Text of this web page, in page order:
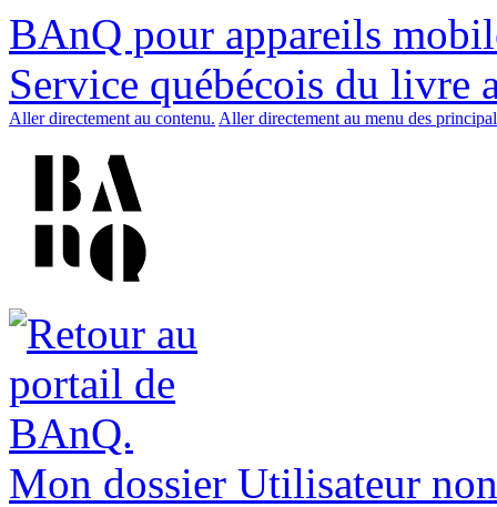
BAnQ pour appareils
Service québécois du livre
Aller directement au contenu. Aller directement au menu des
Mon dossier Utilisateur